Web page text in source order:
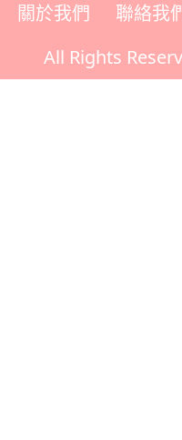
關於我們 聯絡我
All Rights